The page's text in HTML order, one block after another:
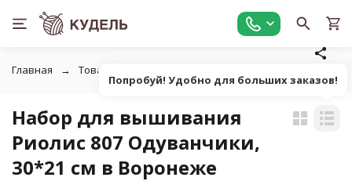
Главная Товары для вышивания
Набор для вышивания
Риолис 807 Одуванчики,
30*21 см в Воронеже
Попробуй! Удобно для больших заказов!